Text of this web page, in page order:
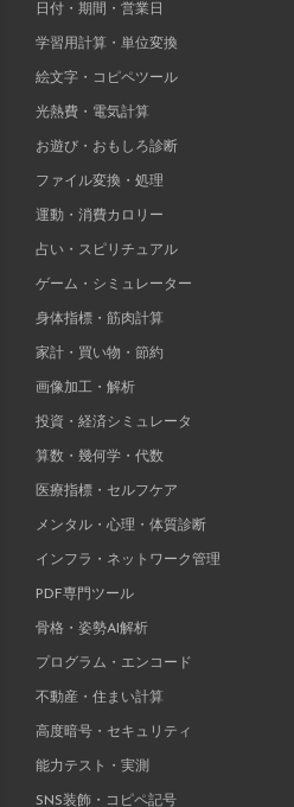
日付・期間・営業日
学習用計算・単位変換
絵文字・コピペツール
光熱費・電気計算
お遊び・おもしろ診断
ファイル変換・処理
運動・消費カロリー
占い・スピリチュアル
ゲーム・シミュレーター
身体指標・筋肉計算
家計・買い物・節約
画像加工・解析
投資・経済シミュレータ
算数・幾何学・代数
医療指標・セルフケア
メンタル・心理・体質診断
インフラ・ネットワーク管理
PDF専門ツール
骨格・姿勢AI解析
プログラム・エンコード
不動産・住まい計算
高度暗号・セキュリティ
能力テスト・実測
SNS装飾・コピペ記号